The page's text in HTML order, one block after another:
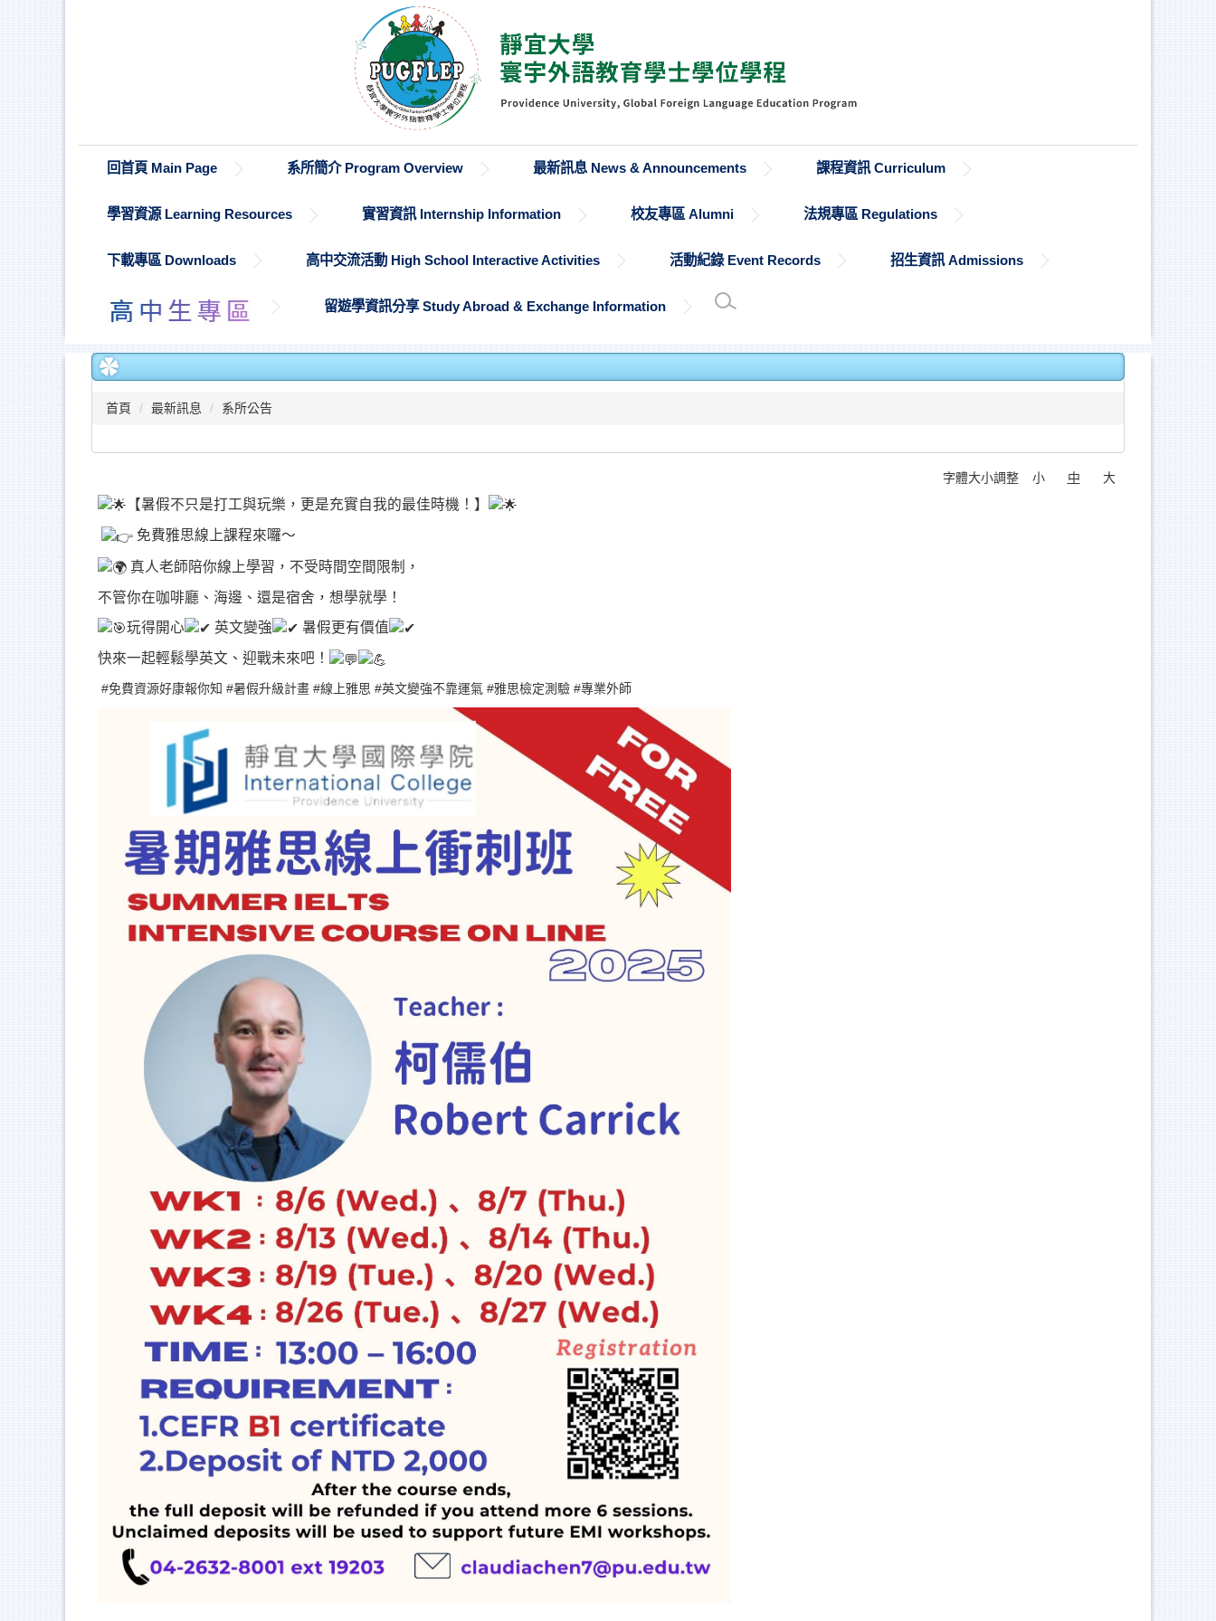
回首頁 Main Page 系所簡介 Program Overview 最新訊息 News & Announcements 課程資訊 Curriculum
學習資源 Learning Resources 實習資訊 Internship Information 校友專區 Alumni 法規專區 Regulations
下載專區 Downloads 高中交流活動 High School Interactive Activities 活動紀錄 Event Records 招生資訊 Admissions
留遊學資訊分享 Study Abroad & Exchange Information
首頁 最新訊息 系所公告
字體大小調整 小 中 大
【暑假不只是打工與玩樂，更是充實自我的最佳時機！】
免費雅思線上課程來囉～
真人老師陪你線上學習，不受時間空間限制，
不管你在咖啡廳、海邊、還是宿舍，想學就學！
玩得開心
英文變強 暑假更有價值
快來一起輕鬆學英文、迎戰未來吧！
#免費資源好康報你知 #暑假升級計畫 #線上雅思 #英文變強不靠運氣 #雅思檢定測驗 #專業外師